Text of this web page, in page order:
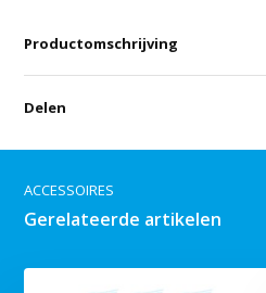
Productomschrijving
Delen
ACCESSOIRES
Gerelateerde artikelen